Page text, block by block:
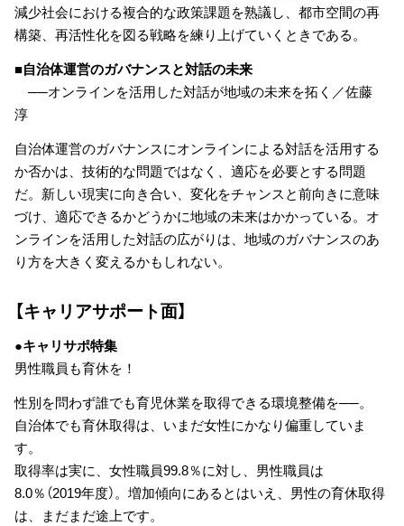
減少社会における複合的な政策課題を熟議し、都市空間の再
構築、再活性化を図る戦略を練り上げていくときである。
■自治体運営のガバナンスと対話の未来
──オンラインを活用した対話が地域の未来を拓く／佐藤
淳
自治体運営のガバナンスにオンラインによる対話を活用する
か否かは、技術的な問題ではなく、適応を必要とする問題
だ。新しい現実に向き合い、変化をチャンスと前向きに意味
づけ、適応できるかどうかに地域の未来はかかっている。オ
ンラインを活用した対話の広がりは、地域のガバナンスのあ
り方を大きく変えるかもしれない。
【キャリアサポート面】
●キャリサポ特集
男性職員も育休を！
性別を問わず誰でも育児休業を取得できる環境整備を──。
自治体でも育休取得は、いまだ女性にかなり偏重していま
す。
取得率は実に、女性職員99.8％に対し、男性職員は
8.0％（2019年度）。増加傾向にあるとはいえ、男性の育休取得
は、まだまだ途上です。